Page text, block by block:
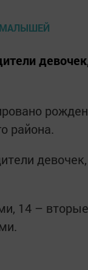
района.
14 –